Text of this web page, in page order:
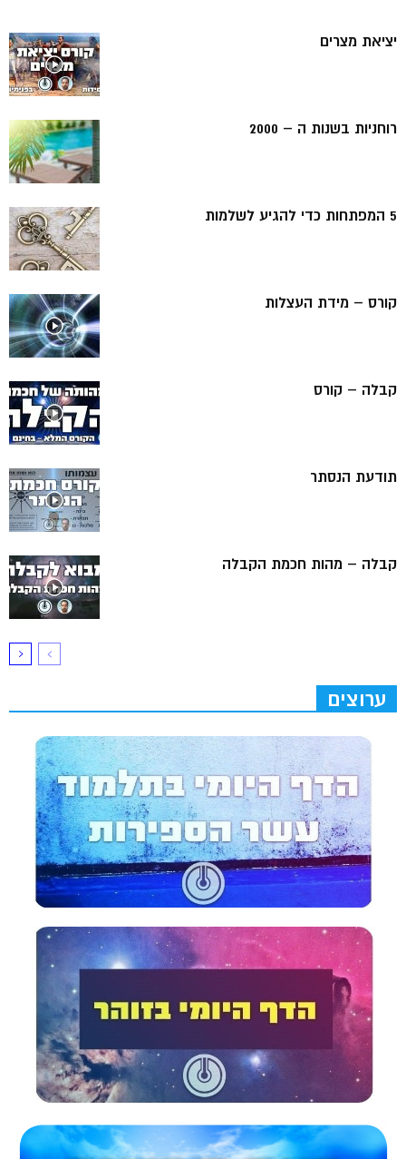
יציאת מצרים
רוחניות בשנות ה – 2000
5 המפתחות כדי להגיע לשלמות
קורס – מידת העצלות
קבלה – קורס
תודעת הנסתר
קבלה – מהות חכמת הקבלה
ערוצים